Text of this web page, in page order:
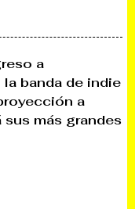
a
banda de indie
a
más grandes